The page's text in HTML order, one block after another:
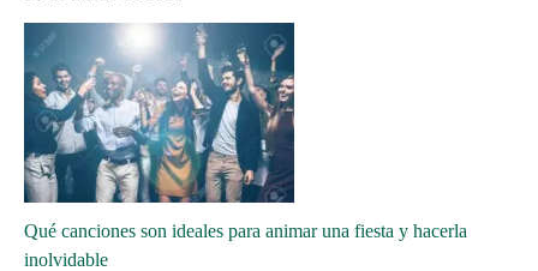
Qué canciones son ideales para animar una fiesta y hacerla
inolvidable